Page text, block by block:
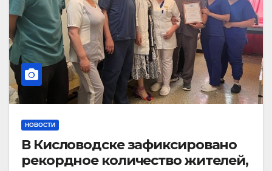
НОВОСТИ
В Кисловодске зафиксировано
рекордное количество жителей,